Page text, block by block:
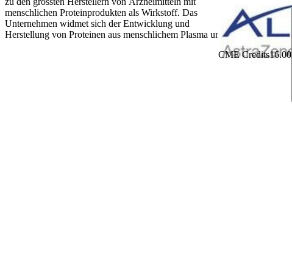
menschlichen Proteinprodukten als Wirkstoff. Das
Unternehmen widmet sich der Entwicklung und
Herstellung von Proteinen aus menschlichem Plasma und –
CME Credits16.00